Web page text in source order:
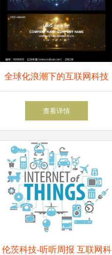
全球化浪潮下的互联网科技
连接、创新与挑战
查看详情
伦茨科技-听听周报 互联网科